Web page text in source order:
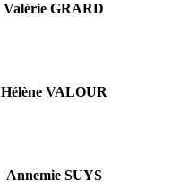
Valérie GRARD
Hélène VALOUR
Annemie SUYS